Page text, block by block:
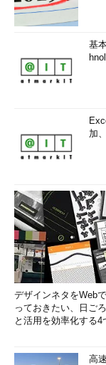
基
加
デザインネタをWeb
っておきたい、日ご
と活用を効率化する4
高